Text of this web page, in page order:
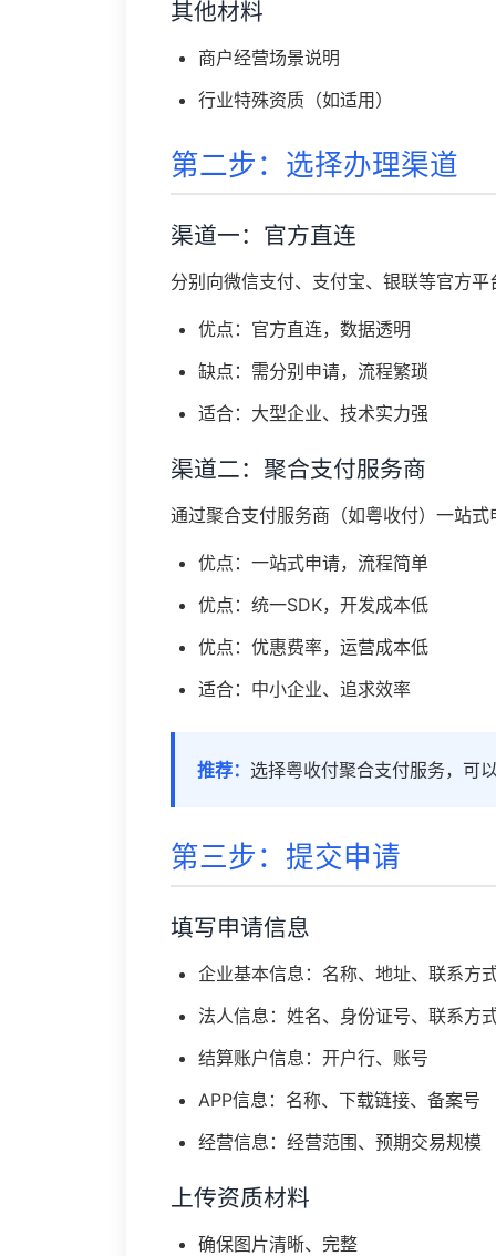
其他材料
商户经营场景说明
行业特殊资质（如适用）
第二步：选择办理渠道
渠道一：官方直连
分别向微信支付、支付宝、银联等官方平
优点：官方直连，数据透明
缺点：需分别申请，流程繁琐
适合：大型企业、技术实力强
渠道二：聚合支付服务商
通过聚合支付服务商（如粤收付）一站式
优点：一站式申请，流程简单
优点：统一SDK，开发成本低
优点：优惠费率，运营成本低
适合：中小企业、追求效率
推荐： 选择粤收付聚合支付服务，可
第三步：提交申请
填写申请信息
企业基本信息：名称、地址、联系方
法人信息：姓名、身份证号、联系方
结算账户信息：开户行、账号
APP信息：名称、下载链接、备案号
经营信息：经营范围、预期交易规模
上传资质材料
确保图片清晰、完整